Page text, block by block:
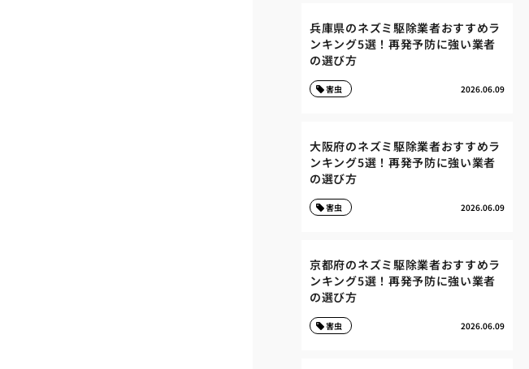
兵庫県のネズミ駆除業者おすすめラ
ンキング5選！再発予防に強い業者
の選び方
2026.06.09
害虫
大阪府のネズミ駆除業者おすすめラ
ンキング5選！再発予防に強い業者
の選び方
2026.06.09
害虫
京都府のネズミ駆除業者おすすめラ
ンキング5選！再発予防に強い業者
の選び方
2026.06.09
害虫